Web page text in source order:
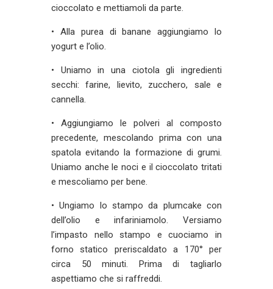
cioccolato e mettiamoli da parte.
• Alla purea di banane aggiungiamo lo
yogurt e l’olio.
• Uniamo in una ciotola gli ingredienti
secchi: farine, lievito, zucchero, sale e
cannella.
• Aggiungiamo le polveri al composto
precedente, mescolando prima con una
spatola evitando la formazione di grumi.
Uniamo anche le noci e il cioccolato tritati
e mescoliamo per bene.
• Ungiamo lo stampo da plumcake con
dell’olio e infariniamolo. Versiamo
l’impasto nello stampo e cuociamo in
forno statico preriscaldato a 170° per
circa 50 minuti. Prima di tagliarlo
aspettiamo che si raffreddi.